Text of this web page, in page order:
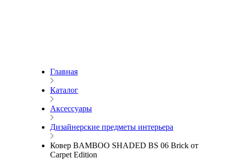
Главная
Каталог
Аксессуары
Дизайнерские предметы интерьера
Ковер BAMBOO SHADED BS 06 Brick от
Carpet Edition